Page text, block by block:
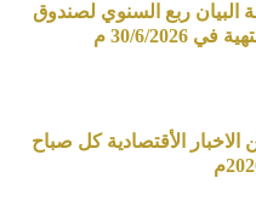
البيان ربع السنوي لصندوق
6/2026 م
الاخبار الأقتصادية كل صباح